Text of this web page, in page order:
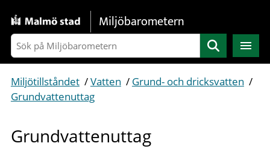
Gå direkt till sidans innehåll
Miljöbarometern
Sök
Miljötillståndet /Vatten / Grund- och dricksvatten /
Grundvattenuttag
Grundvattenuttag